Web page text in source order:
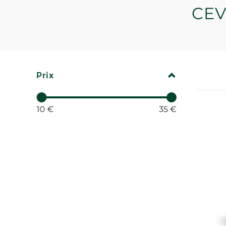
Prix REPLIER
10 € 35 €